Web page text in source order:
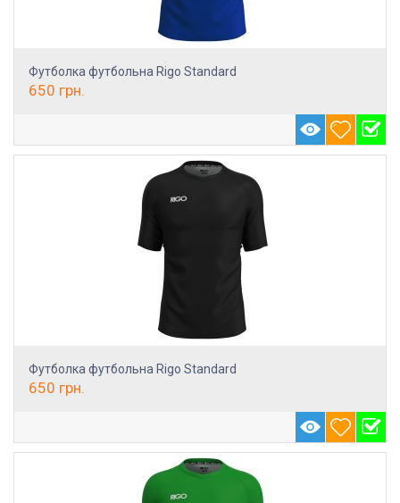
Футболка футбольна Rigo Standard
650 грн.
Футболка футбольна Rigo Standard
650 грн.